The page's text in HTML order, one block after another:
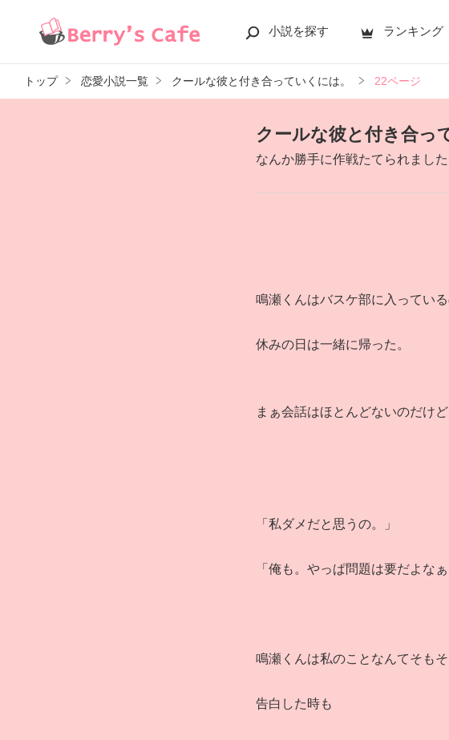
小説を探す ランキング
トップ 恋愛小説一覧 クールな彼と付き合っていくには。 22ページ
クールな彼と付き合っ
なんか勝手に作戦たてられまし
鳴瀬くんはバスケ部に入ってい
休みの日は一緒に帰った。
まぁ会話はほとんどないのだけど
「私ダメだと思うの。」
「俺も。やっぱ問題は要だよな
鳴瀬くんは私のことなんてそも
告白した時も